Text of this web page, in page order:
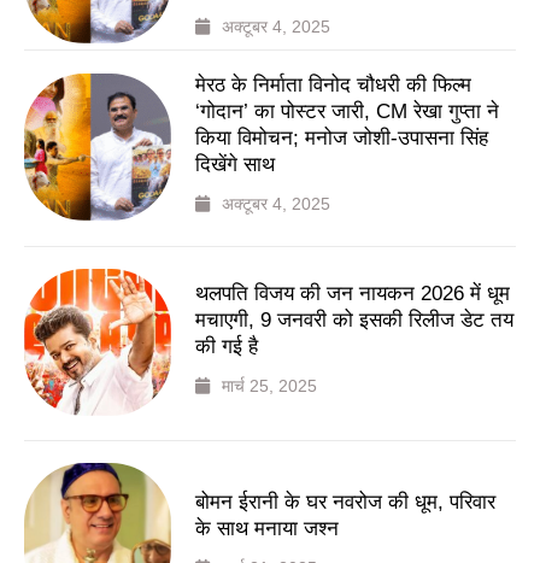
अक्टूबर 4, 2025
मेरठ के निर्माता विनोद चौधरी की फिल्म
‘गोदान’ का पोस्टर जारी, CM रेखा गुप्ता ने
किया विमोचन; मनोज जोशी-उपासना सिंह
दिखेंगे साथ
अक्टूबर 4, 2025
थलपति विजय की जन नायकन 2026 में धूम
मचाएगी, 9 जनवरी को इसकी रिलीज डेट तय
की गई है
मार्च 25, 2025
बोमन ईरानी के घर नवरोज की धूम, परिवार
के साथ मनाया जश्न